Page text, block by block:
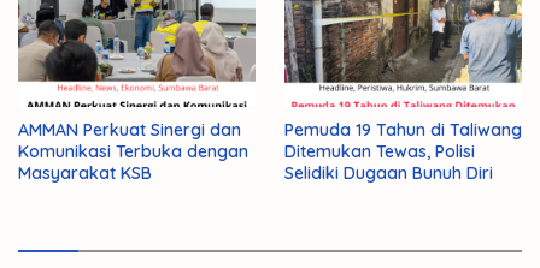
AMMAN Perkuat Sinergi dan
Komunikasi Terbuka dengan
Masyarakat KSB
Pemuda 19 Tahun di Taliwang
Ditemukan Tewas, Polisi
Selidiki Dugaan Bunuh Diri